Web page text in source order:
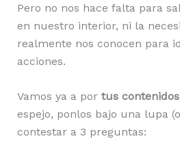
Pero no nos hace falta para
en nuestro interior, ni la
realmente nos conocen para
acciones.
Vamos ya a por tus contenidos
espejo, ponlos bajo una lupa (o
contestar a 3 preguntas: